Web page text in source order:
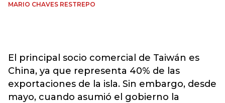
MARIO CHAVES RESTREPO
El principal socio comercial de Taiwán es
China, ya que representa 40% de las
exportaciones de la isla. Sin embargo, desde
mayo, cuando asumió el gobierno la